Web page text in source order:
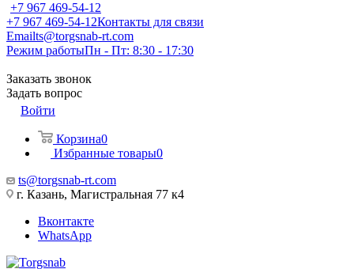
+7 967 469-54-12
+7 967 469-54-12Контакты для связи
Emailts@torgsnab-rt.com
Режим работыПн - Пт: 8:30 - 17:30
Заказать звонок
Задать вопрос
Войти
Корзина0
Избранные товары0
ts@torgsnab-rt.com
г. Казань, Магистральная 77 к4
Вконтакте
WhatsApp